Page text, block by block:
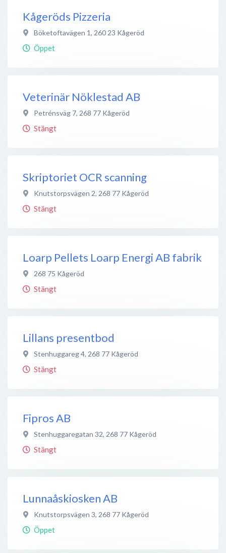
Kågeröds Pizzeria
Böketoftavägen 1, 260 23 Kågeröd
Öppet
Veterinär Nöklestad AB
Petrénsväg 7, 268 77 Kågeröd
Stängt
Skriptoriet OCR scanning
Knutstorpsvägen 2, 268 77 Kågeröd
Stängt
Loarp Pellets Loarp Energi AB fabrik
268 75 Kågeröd
Stängt
Lillans presentbod
Stenhuggareg 4, 268 77 Kågeröd
Stängt
Fipros AB
Stenhuggaregatan 32, 268 77 Kågeröd
Stängt
Lunnaåskiosken AB
Knutstorpsvägen 3, 268 77 Kågeröd
Öppet